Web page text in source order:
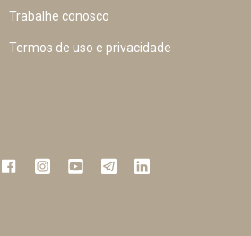
Trabalhe conosco
Termos de uso e privacidade